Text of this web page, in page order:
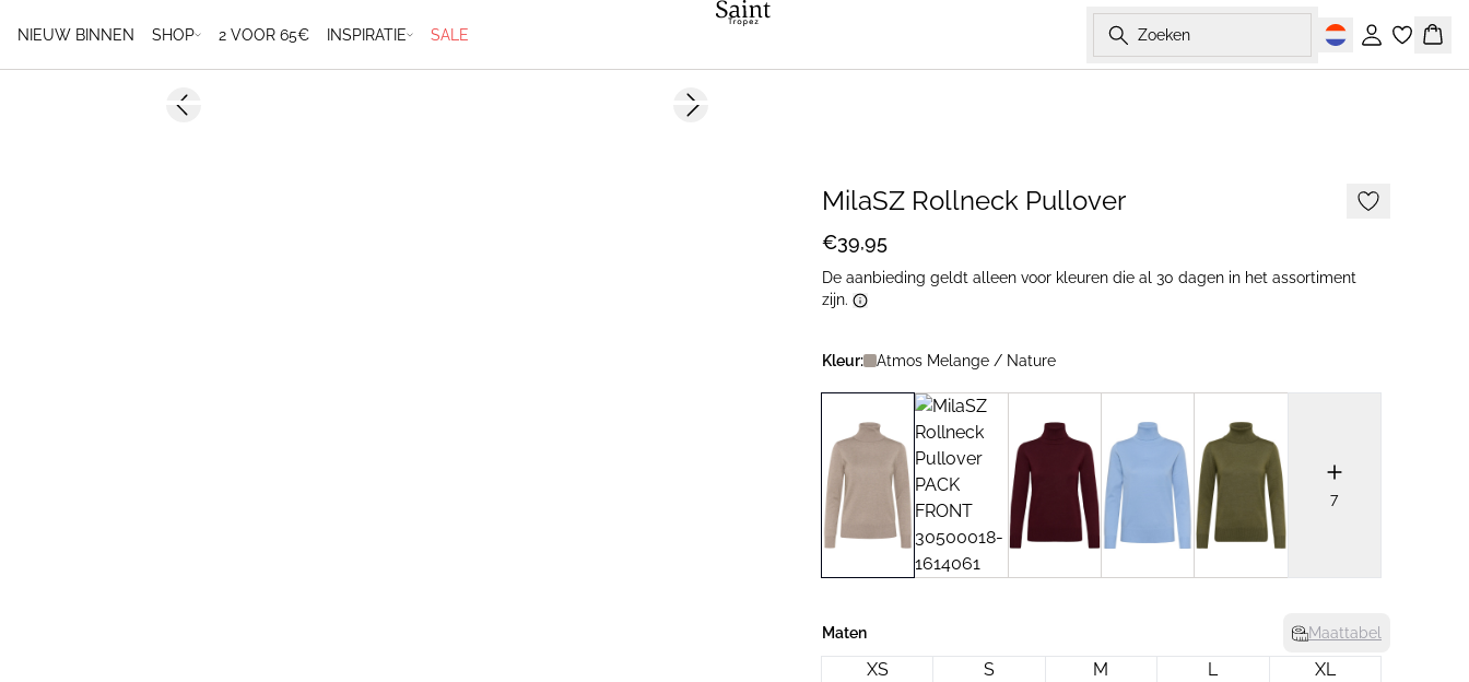
NIEUW BINNEN SHOP 2 VOOR 65€ INSPIRATIE SALE Zoeken
Inloggen
Previous slide Next slide
MilaSZ Rollneck Pullover
€39,95
De aanbieding geldt alleen voor kleuren die al 30 dagen in het assortiment
zijn.
Kleur: Atmos Melange / Nature
7
Maten Maattabel
XS S M L
XL